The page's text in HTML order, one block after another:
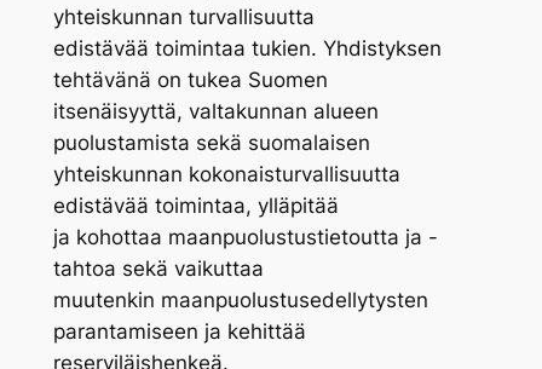
yhteiskunnan turvallisuutta
edistävää toimintaa tukien. Yhdistyksen
tehtävänä on tukea Suomen
itsenäisyyttä, valtakunnan alueen
puolustamista sekä suomalaisen
yhteiskunnan kokonaisturvallisuutta
edistävää toimintaa, ylläpitää
ja kohottaa maanpuolustustietoutta ja -
tahtoa sekä vaikuttaa
muutenkin maanpuolustusedellytysten
parantamiseen ja kehittää
reserviläishenkeä.